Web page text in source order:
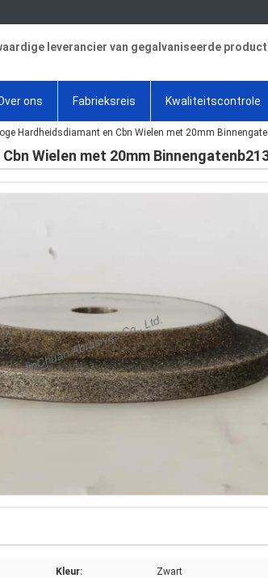
leverancier van gegalvaniseerde
ons Fabrieksreis Kwaliteitscontrole
Hardheidsdiamant en Cbn Wielen met 20mm
Wielen met 20mm
Kleur: Zwart